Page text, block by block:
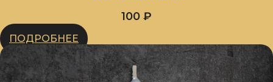
100 ₽
ПОДРОБНЕЕ